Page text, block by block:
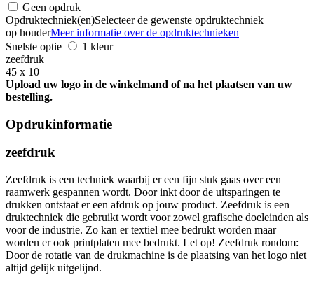
Geen opdruk
Opdruktechniek(en)Selecteer de gewenste opdruktechniek
op houderMeer informatie over de opdruktechnieken
Snelste optie
1 kleur
zeefdruk
45 x 10
Upload uw logo in de winkelmand of na het plaatsen van uw
bestelling.
Opdrukinformatie
zeefdruk
Zeefdruk is een techniek waarbij er een fijn stuk gaas over een
raamwerk gespannen wordt. Door inkt door de uitsparingen te
drukken ontstaat er een afdruk op jouw product. Zeefdruk is een
druktechniek die gebruikt wordt voor zowel grafische doeleinden als
voor de industrie. Zo kan er textiel mee bedrukt worden maar
worden er ook printplaten mee bedrukt. Let op! Zeefdruk rondom:
Door de rotatie van de drukmachine is de plaatsing van het logo niet
altijd gelijk uitgelijnd.